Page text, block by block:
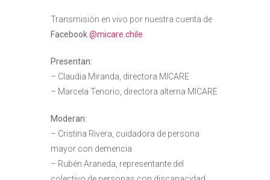
Transmisión en vivo por nuestra cuenta de
Facebook@micare.chile
Presentan:
– Claudia Miranda, directora MICARE
– Marcela Tenorio, directora alterna MICARE
Moderan:
– Cristina Rivera, cuidadora de persona
mayor con demencia
– Rubén Araneda, representante del